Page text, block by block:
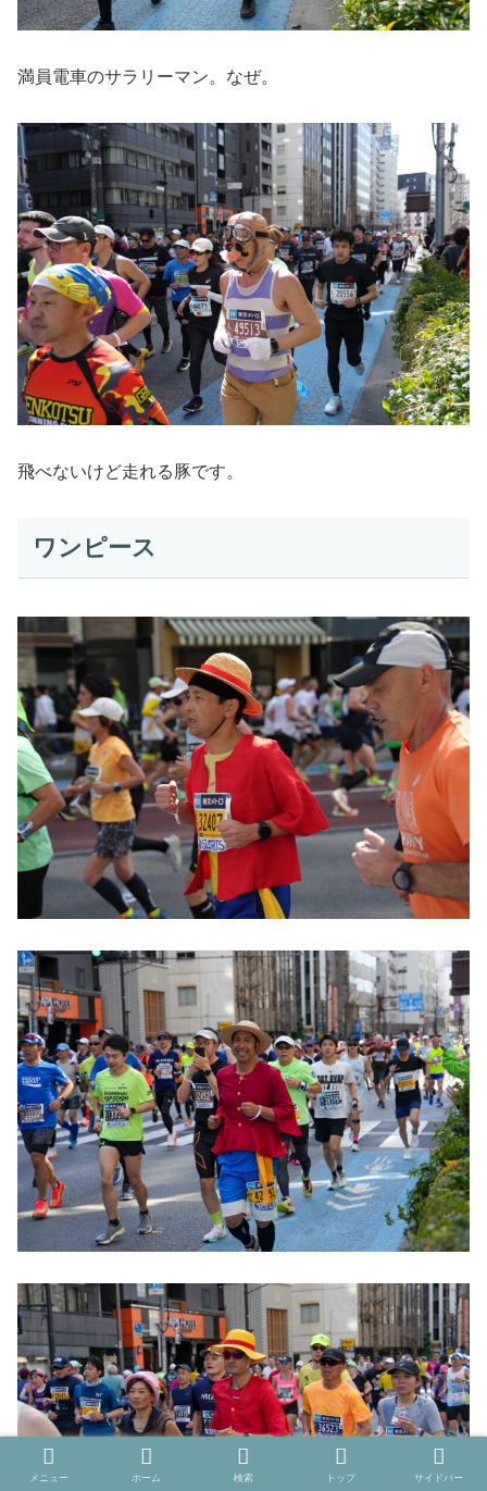
満員電車のサラリーマン。なぜ。
飛べないけど走れる豚です。
ワンピース
メニュー ホーム 検索 トップ サイドバー